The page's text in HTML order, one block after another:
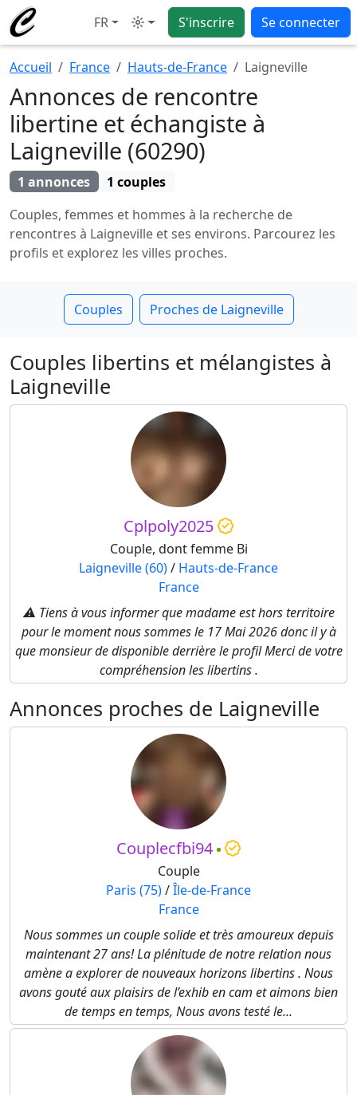
FR Mode S'inscrire Se connecter
Accueil France Hauts-de-France Laigneville
Annonces de rencontre
libertine et échangiste à
Laigneville (60290)
1 annonces
1 couples
Couples, femmes et hommes à la recherche de
rencontres à Laigneville et ses environs. Parcourez les
profils et explorez les villes proches.
Couples Proches de Laigneville
Couples libertins et mélangistes à
Laigneville
Cplpoly2025
Couple, dont femme Bi
Laigneville (60)/ Hauts-de-France
France
⚠️ Tiens à vous informer que madame est hors territoire
pour le moment nous sommes le 17 Mai 2026 donc il y à
que monsieur de disponible derrière le profil Merci de votre
compréhension les libertins .
Annonces proches de Laigneville
Couplecfbi94
Couple
Paris (75)/Île-de-France
France
Nous sommes un couple solide et très amoureux depuis
maintenant 27 ans! La plénitude de notre relation nous
amène a explorer de nouveaux horizons libertins . Nous
avons gouté aux plaisirs de l’exhib en cam et aimons bien
de temps en temps, Nous avons testé le...